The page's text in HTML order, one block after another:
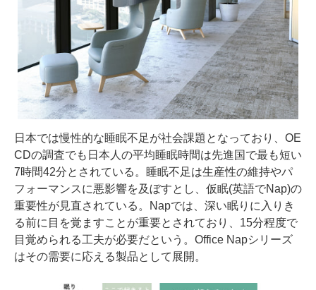
日本では慢性的な睡眠不足が社会課題となっており、OE
CDの調査でも日本人の平均睡眠時間は先進国で最も短い
7時間42分とされている。睡眠不足は生産性の維持やパ
フォーマンスに悪影響を及ぼすとし、仮眠(英語でNap)の
重要性が見直されている。Napでは、深い眠りに入りき
る前に目を覚ますことが重要とされており、15分程度で
目覚められる工夫が必要だという。Office Napシリーズ
はその需要に応える製品として展開。